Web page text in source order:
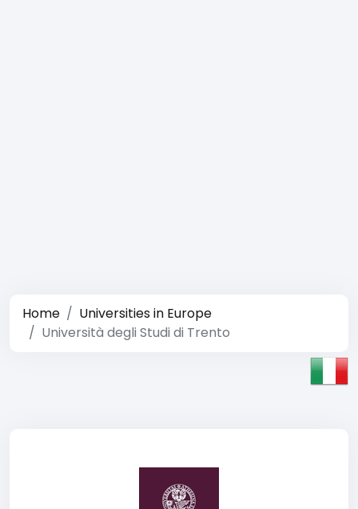
Home
Universities in Europe
Università degli Studi di Trento